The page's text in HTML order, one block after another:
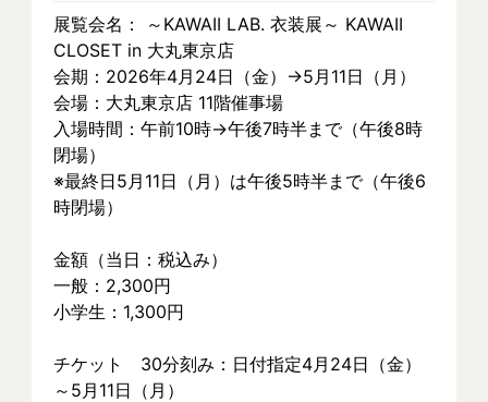
展覧会名： ～KAWAII LAB. 衣装展～ KAWAII
CLOSET in 大丸東京店
会期：2026年4月24日（金）→5月11日（月）
会場：大丸東京店 11階催事場
入場時間：午前10時→午後7時半まで（午後8時
閉場）
※最終日5月11日（月）は午後5時半まで（午後6
時閉場）
金額（当日：税込み）
一般：2,300円
小学生：1,300円
チケット　30分刻み：日付指定4月24日（金）
～5月11日（月）